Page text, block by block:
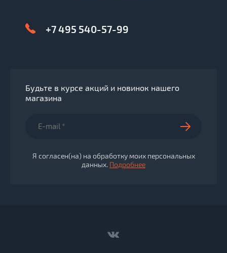
+7 495 540-57-99
Будьте в курсе акций и новинок нашего
магазина
Я согласен(на) на обработку моих персональных
данных. Подробнее